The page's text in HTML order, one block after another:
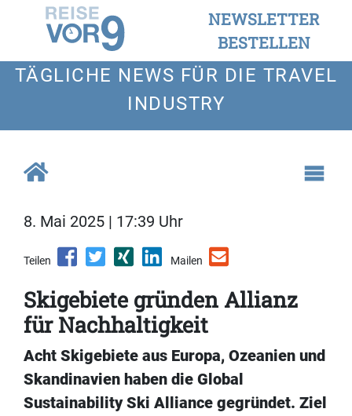
NEWSLETTER
BESTELLEN
TÄGLICHE NEWS FÜR DIE TRAVEL
INDUSTRY
8. Mai 2025 | 17:39 Uhr
Teilen Mailen
Skigebiete gründen Allianz
für Nachhaltigkeit
Acht Skigebiete aus Europa, Ozeanien und
Skandinavien haben die Global
Sustainability Ski Alliance gegründet. Ziel